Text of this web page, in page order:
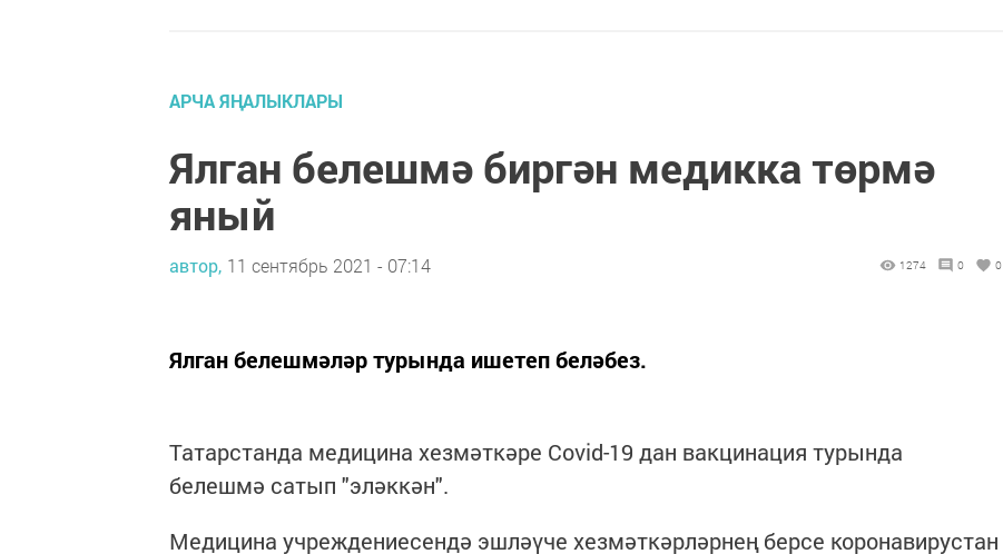
АРЧА ЯҢАЛЫКЛАРЫ
Ялган белешмә биргән медикка төрмә
яный
автор, 11 сентябрь 2021 - 07:14 1274 0 0
Ялган белешмәләр турында ишетеп беләбез.
Татарстанда медицина хезмәткәре Covid-19 дан вакцинация турында
белешмә сатып "эләккән".
Медицина учреждениесендә эшләүче хезмәткәрләрнең берсе коронавирустан